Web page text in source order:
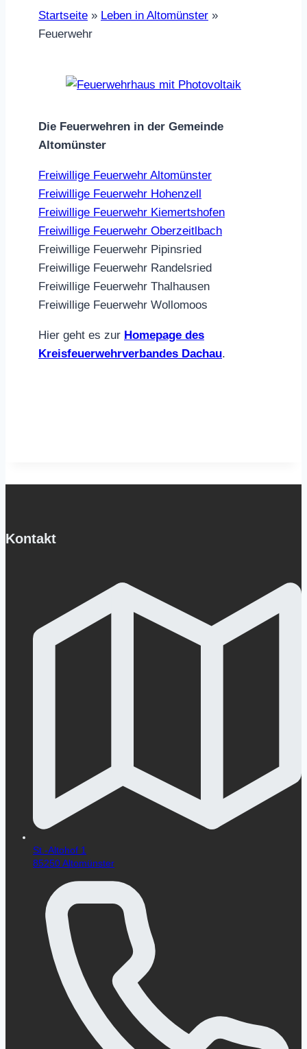
Startseite » Leben in Altomünster »
Feuerwehr
Die Feuerwehren in der Gemeinde
Altomünster
Freiwillige Feuerwehr Altomünster
Freiwillige Feuerwehr Hohenzell
Freiwillige Feuerwehr Kiemertshofen
Freiwillige Feuerwehr Oberzeitlbach
Freiwillige Feuerwehr Pipinsried
Freiwillige Feuerwehr Randelsried
Freiwillige Feuerwehr Thalhausen
Freiwillige Feuerwehr Wollomoos
Hier geht es zur Homepage des
Kreisfeuerwehrverbandes Dachau.
Kontakt
St.-Altohof 1
85250 Altomünster